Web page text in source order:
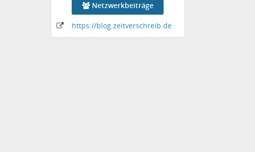
Netzwerkbeiträge
https://blog.zeitverschreib.de